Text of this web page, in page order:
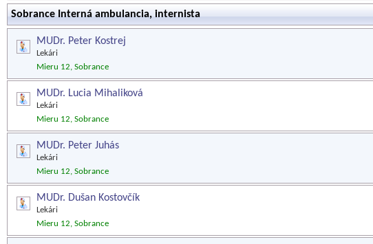
Sobrance Interná ambulancia, internista
MUDr. Peter Kostrej
Lekári
Mieru 12, Sobrance
MUDr. Lucia Mihaliková
Lekári
Mieru 12, Sobrance
MUDr. Peter Juhás
Lekári
Mieru 12, Sobrance
MUDr. Dušan Kostovčík
Lekári
Mieru 12, Sobrance